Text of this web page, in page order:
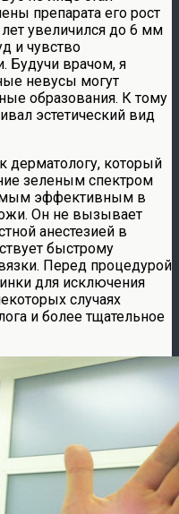
препарата его рост
увеличился до 6 мм
и чувство
Будучи врачом, я
невусы могут
образования. К тому
эстетический вид
дерматологу, который
зеленым спектром
эффективным в
Он не вызывает
анестезией в
быстрому
Перед процедурой
для исключения
случаях
и более тщательное